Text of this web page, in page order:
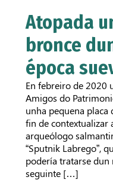
Atopada
bronce
época
En febreiro de 2020
Amigos do
unha pequena placa
fin de contextualizar
arqueólogo
“Sputnik Labrego”,
podería tratarse
seguinte […]